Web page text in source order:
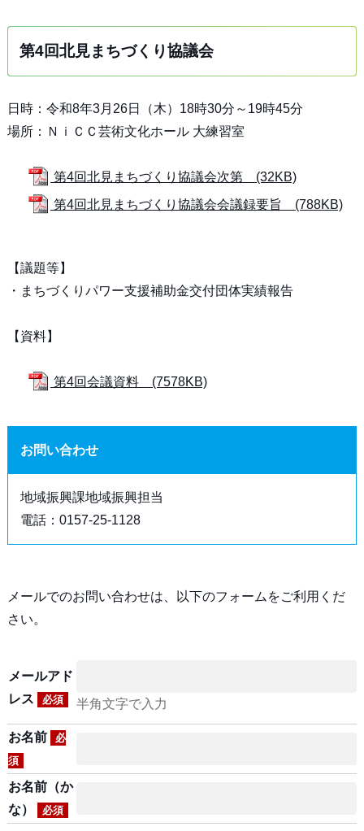
第4回北見まちづくり協議会
日時：令和8年3月26日（木）18時30分～19時45分
場所：ＮｉＣＣ芸術文化ホール 大練習室
第4回北見まちづくり協議会次第 (32KB)
第4回北見まちづくり協議会会議録要旨 (788KB)
【議題等】
・まちづくりパワー支援補助金交付団体実績報告
【資料】
第4回会議資料 (7578KB)
お問い合わせ
地域振興課地域振興担当
電話：0157-25-1128
メールでのお問い合わせは、以下のフォームをご利用くだ
さい。
メールアド
レス
必須 半角文字で入力
お名前
必
須
お名前（か
な）
必須